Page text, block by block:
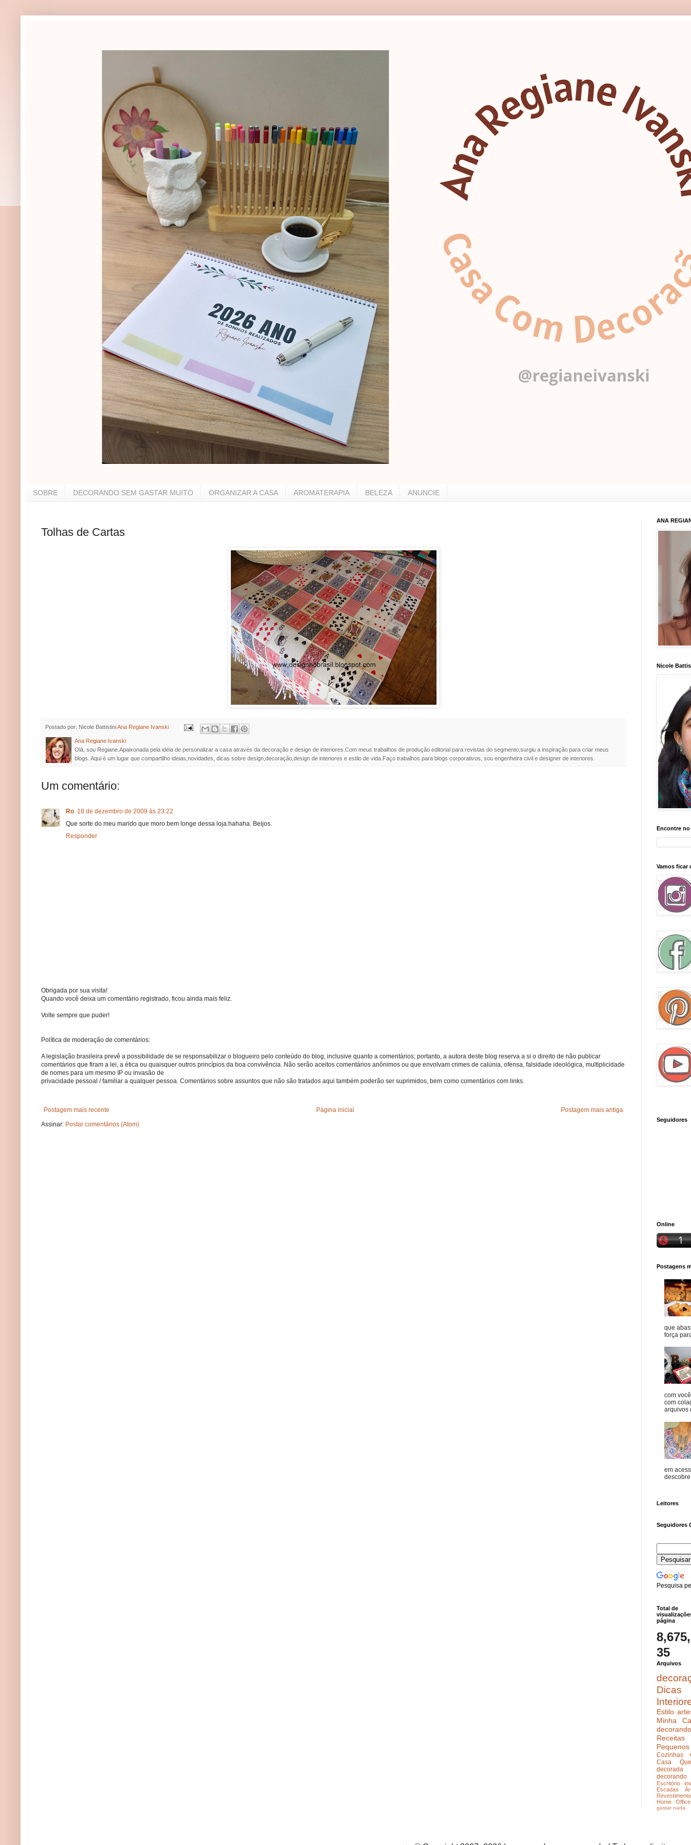
SOBRE DECORANDO SEM GASTAR MUITO ORGANIZAR A CASA AROMATERAPIA BELEZA ANUNCIE
Tolhas de Cartas
Postado por: Nicole BattistiniAna Regiane Ivanski
Ana Regiane Ivanski
Olá, sou Regiane.Apaixonada pela idéia de personalizar a casa através da decoração e design de interiores.Com meus trabalhos de produção editorial para revistas do segmento,surgiu a inspiração para criar meus
blogs. Aqui é um lugar que compartilho ideias,novidades, dicas sobre design,decoração,design de interiores e estilo de vida.Faço trabalhos para blogs corporativos, sou engenheira civil e designer de interiores.
Um comentário:
Ro 18 de dezembro de 2009 às 23:22
Que sorte do meu marido que moro bem longe dessa loja.hahaha. Beijos.
Responder
Obrigada por sua visita!
Quando você deixa um comentário registrado, ficou ainda mais feliz.
Volte sempre que puder!
Política de moderação de comentários:
A legislação brasileira prevê a possibilidade de se responsabilizar o blogueiro pelo conteúdo do blog, inclusive quanto a comentários; portanto, a autora deste blog reserva a si o direito de não publicar
comentários que firam a lei, a ética ou quaisquer outros princípios da boa convivência. Não serão aceitos comentários anônimos ou que envolvam crimes de calúnia, ofensa, falsidade ideológica, multiplicidade
de nomes para um mesmo IP ou invasão de
privacidade pessoal / familiar a qualquer pessoa. Comentários sobre assuntos que não são tratados aqui também poderão ser suprimidos, bem como comentários com links.
Postagem mais recente Postagem mais antiga
Página inicial
Assinar: Postar comentários (Atom)
ANA
Nicole
Encontre no
Vamos ficar
Seguidores
Online
Postagens
que
força
com
com
arquivos
em
Leitores
Seguidores
Pesquisa
Total de
página
35
Arquivos
Dicas
Estilo
Minha
Receitas
Cozinhas
Casa
decorada
Escritório
Escadas
Revestimento
Home Office
gastar nada.